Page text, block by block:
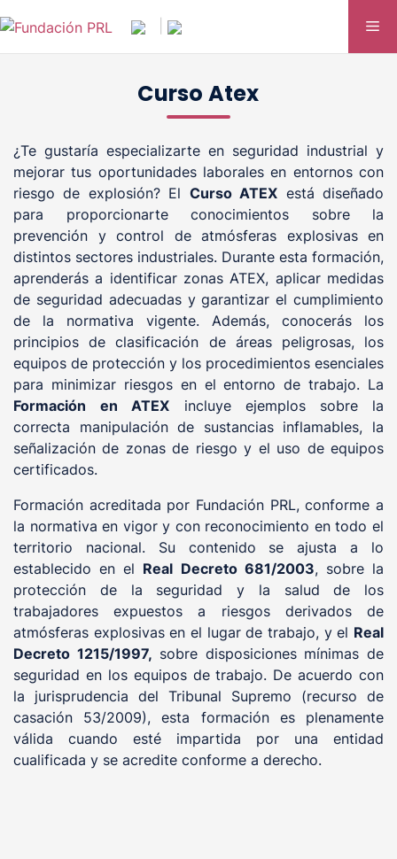
al
contenido
Curso Atex
¿Te gustaría especializarte en seguridad industrial y
mejorar tus oportunidades laborales en entornos con
riesgo de explosión? El Curso ATEX está diseñado
para proporcionarte conocimientos sobre la
prevención y control de atmósferas explosivas en
distintos sectores industriales. Durante esta formación,
aprenderás a identificar zonas ATEX, aplicar medidas
de seguridad adecuadas y garantizar el cumplimiento
de la normativa vigente. Además, conocerás los
principios de clasificación de áreas peligrosas, los
equipos de protección y los procedimientos esenciales
para minimizar riesgos en el entorno de trabajo. La
Formación
en ATEX incluye ejemplos sobre la
correcta manipulación de sustancias inflamables, la
señalización de zonas de riesgo y el uso de equipos
certificados.
Formación acreditada por Fundación PRL, conforme a
la normativa en vigor y con reconocimiento en todo el
territorio nacional. Su contenido se ajusta a lo
establecido en el Real Decreto 681/2003, sobre la
protección de la seguridad y la salud de los
trabajadores expuestos a riesgos derivados de
atmósferas explosivas en el lugar de trabajo, y el Real
Decreto 1215/1997, sobre disposiciones mínimas de
seguridad en los equipos de trabajo. De acuerdo con
la jurisprudencia del Tribunal Supremo (recurso de
casación 53/2009), esta formación es plenamente
válida cuando esté impartida por una entidad
cualificada y se acredite conforme a derecho.